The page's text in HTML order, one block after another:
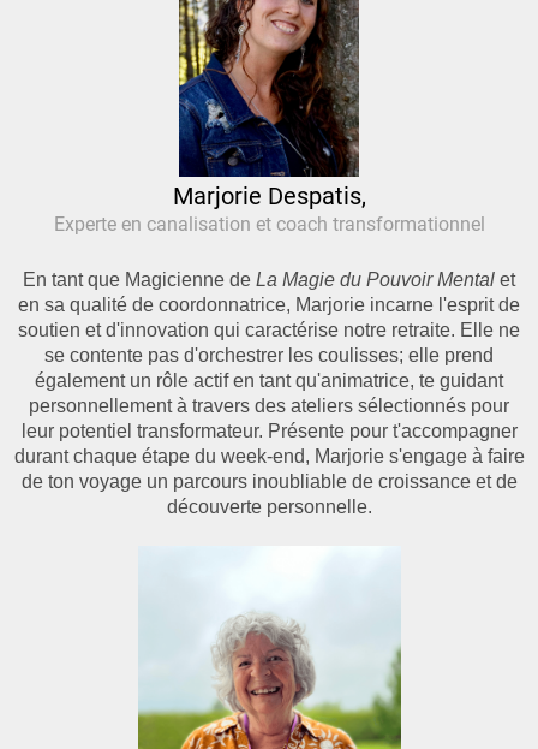
Marjorie Despatis,
Experte en canalisation et coach transformationnel
En tant que Magicienne de La Magie du Pouvoir Mental et
en sa qualité de coordonnatrice, Marjorie incarne l'esprit de
soutien et d'innovation qui caractérise notre retraite. Elle ne
se contente pas d'orchestrer les coulisses; elle prend
également un rôle actif en tant qu'animatrice, te guidant
personnellement à travers des ateliers sélectionnés pour
leur potentiel transformateur. Présente pour t'accompagner
durant chaque étape du week-end, Marjorie s'engage à faire
de ton voyage un parcours inoubliable de croissance et de
découverte personnelle.